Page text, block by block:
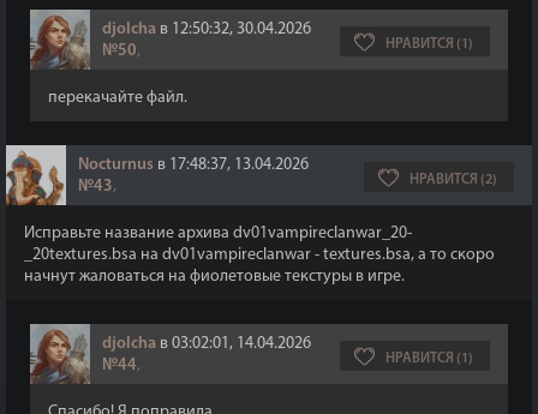
djolcha в 12:50:32, 30.04.2026
№50, НРАВИТСЯ (1)
перекачайте файл.
Nocturnus в 17:48:37, 13.04.2026
№43, НРАВИТСЯ (2)
Исправьте название архива dv01vampireclanwar_20-
_20textures.bsa на dv01vampireclanwar - textures.bsa, а то скоро
начнут жаловаться на фиолетовые текстуры в игре.
djolcha в 03:02:01, 14.04.2026
№44, НРАВИТСЯ (1)